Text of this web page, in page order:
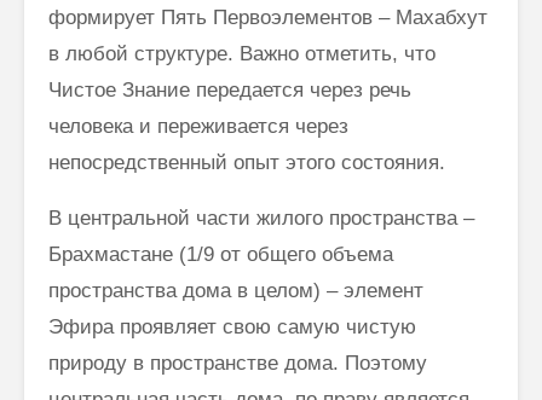
формирует Пять Первоэлементов – Махабхут
в любой структуре. Важно отметить, что
Чистое Знание передается через речь
человека и переживается через
непосредственный опыт этого состояния.
В центральной части жилого пространства –
Брахмастане (1/9 от общего объема
пространства дома в целом) – элемент
Эфира проявляет свою самую чистую
природу в пространстве дома. Поэтому
соответственно
моменту и
Махариши
Махеш Йоги:
толкование Вед,
Упанишад,
философии